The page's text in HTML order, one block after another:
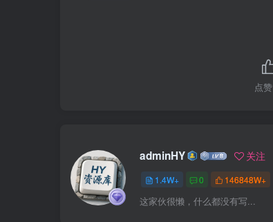
点赞
adminHY 关注
1.4W+ 0 146848W+
这家伙很懒，什么都没有写...